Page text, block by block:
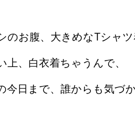
のお腹、大きめなTシャツ
上、白衣着ちゃうんで、
今日まで、誰からも気づ